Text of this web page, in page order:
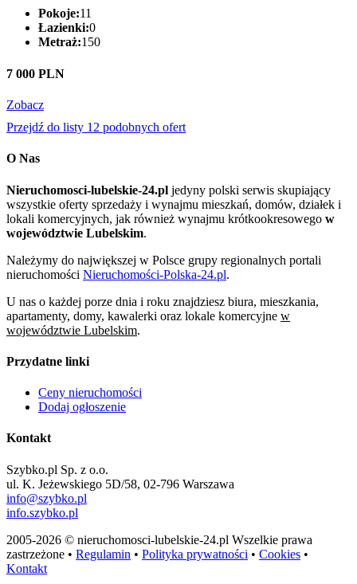
Pokoje:11
Łazienki:0
Metraż:150
7 000 PLN
Zobacz
Przejdź do listy 12 podobnych ofert
O Nas
Nieruchomosci-lubelskie-24.pl jedyny polski serwis skupiający
wszystkie oferty sprzedaży i wynajmu mieszkań, domów, działek i
lokali komercyjnych, jak również wynajmu krótkookresowego w
województwie Lubelskim.
Należymy do największej w Polsce grupy regionalnych portali
nieruchomości Nieruchomości-Polska-24.pl.
U nas o każdej porze dnia i roku znajdziesz biura, mieszkania,
apartamenty, domy, kawalerki oraz lokale komercyjne w
województwie Lubelskim.
Przydatne linki
Ceny nieruchomości
Dodaj ogłoszenie
Kontakt
Szybko.pl Sp. z o.o.
ul. K. Jeżewskiego 5D/58, 02-796 Warszawa
info@szybko.pl
info.szybko.pl
2005-2026 © nieruchomosci-lubelskie-24.pl Wszelkie prawa
zastrzeżone • Regulamin • Polityka prywatności • Cookies •
Kontakt